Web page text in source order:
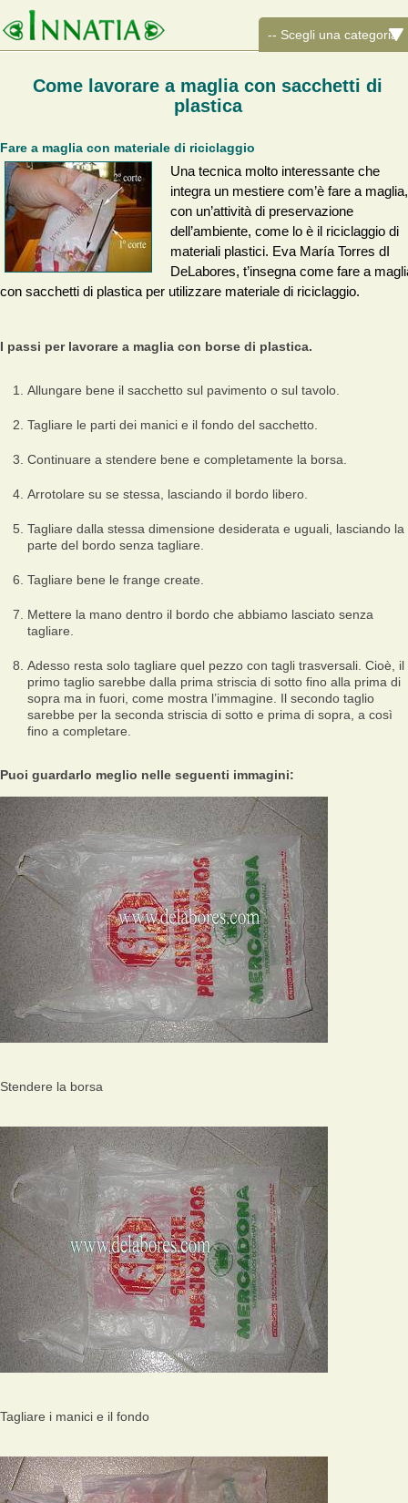
Come lavorare a maglia con sacchetti di
plastica
Fare a maglia con materiale di riciclaggio
Una tecnica molto interessante che
integra un mestiere com’è fare a maglia,
con un’attività di preservazione
dell’ambiente, come lo è il riciclaggio di
materiali plastici. Eva María Torres dI
DeLabores, t’insegna come fare a
con sacchetti di plastica per utilizzare materiale di riciclaggio.
I passi per lavorare a maglia con borse di plastica.
Allungare bene il sacchetto sul pavimento o sul tavolo.
Tagliare le parti dei manici e il fondo del sacchetto.
Continuare a stendere bene e completamente la borsa.
Arrotolare su se stessa, lasciando il bordo libero.
Tagliare dalla stessa dimensione desiderata e uguali, lasciando la
parte del bordo senza tagliare.
Tagliare bene le frange create.
Mettere la mano dentro il bordo che abbiamo lasciato senza
tagliare.
Adesso resta solo tagliare quel pezzo con tagli trasversali. Cioè, il
primo taglio sarebbe dalla prima striscia di sotto fino alla prima di
sopra ma in fuori, come mostra l’immagine. Il secondo taglio
sarebbe per la seconda striscia di sotto e prima di sopra, a così
fino a completare.
Puoi guardarlo meglio nelle seguenti immagini:
Stendere la borsa
Tagliare i manici e il fondo